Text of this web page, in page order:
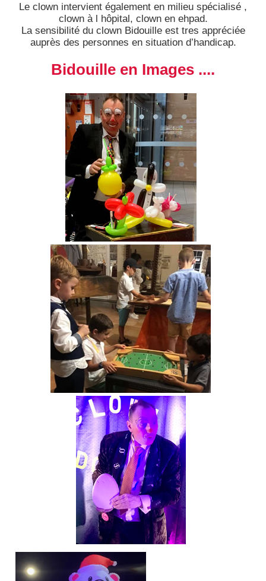
Le clown intervient également en milieu spécialisé ,
clown à l hôpital, clown en ehpad.
La sensibilité du clown Bidouille est tres appréciée
auprès des personnes en situation d’handicap.
Bidouille en Images ....